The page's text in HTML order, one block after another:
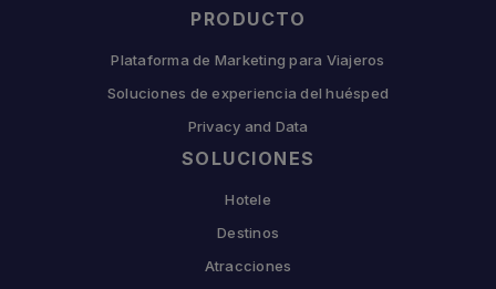
PRODUCTO
Plataforma de Marketing para Viajeros
Soluciones de experiencia del huésped
Privacy and Data
SOLUCIONES
Hotele
Destinos
Atracciones